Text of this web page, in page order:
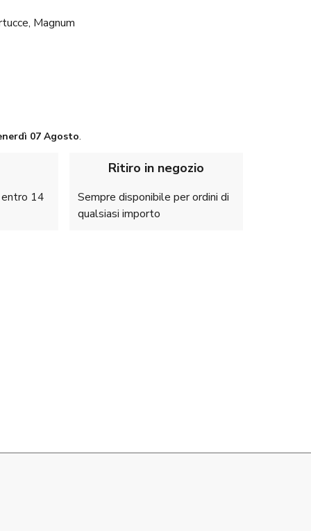
Magnum
07 Agosto.
entro 14
Ritiro in negozio
Sempre disponibile per ordini di
qualsiasi importo